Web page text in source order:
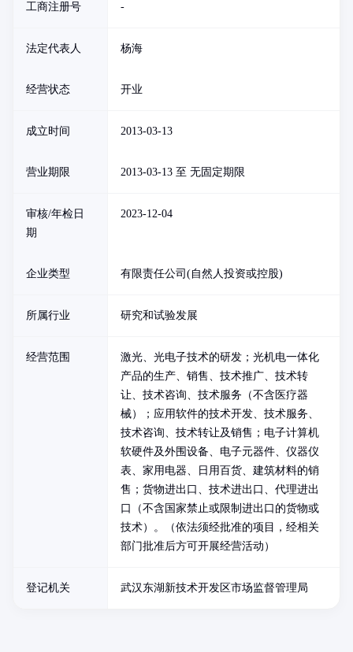
工商注册号 -
法定代表人 杨海
经营状态 开业
成立时间 2013-03-13
营业期限 2013-03-13 至 无固定期限
审核/年检日
期
2023-12-04
企业类型 有限责任公司(自然人投资或控股)
所属行业 研究和试验发展
经营范围
激光、光电子技术的研发；光机电一体化
产品的生产、销售、技术推广、技术转
让、技术咨询、技术服务（不含医疗器
械）；应用软件的技术开发、技术服务、
技术咨询、技术转让及销售；电子计算机
软硬件及外围设备、电子元器件、仪器仪
表、家用电器、日用百货、建筑材料的销
售；货物进出口、技术进出口、代理进出
口（不含国家禁止或限制进出口的货物或
技术）。（依法须经批准的项目，经相关
部门批准后方可开展经营活动）
登记机关 武汉东湖新技术开发区市场监督管理局